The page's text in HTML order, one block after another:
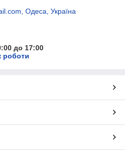
Одеса, Україна
до 17:00
роботи